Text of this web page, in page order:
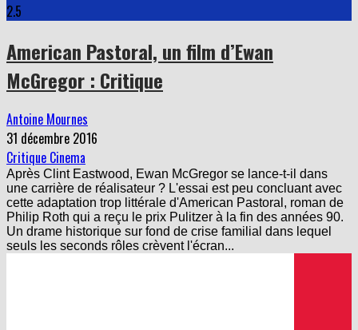
2.5
American Pastoral, un film d’Ewan
McGregor : Critique
Antoine Mournes
31 décembre 2016
Critique Cinema
Après Clint Eastwood, Ewan McGregor se lance-t-il dans
une carrière de réalisateur ? L'essai est peu concluant avec
cette adaptation trop littérale d'American Pastoral, roman de
Philip Roth qui a reçu le prix Pulitzer à la fin des années 90.
Un drame historique sur fond de crise familial dans lequel
seuls les seconds rôles crèvent l'écran...